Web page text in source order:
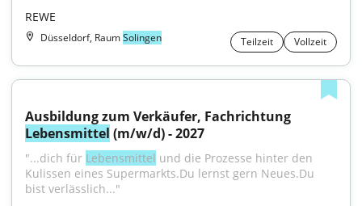
REWE
Düsseldorf, RaumSolingen Teilzeit Vollzeit
Lebensmittel (m/w/d) - 2027
"...dich für Lebensmittel und die Prozesse hinter den
Kulissen eines Supermarkts.Du lernst gern Neues.Du
bist verlässlich..."